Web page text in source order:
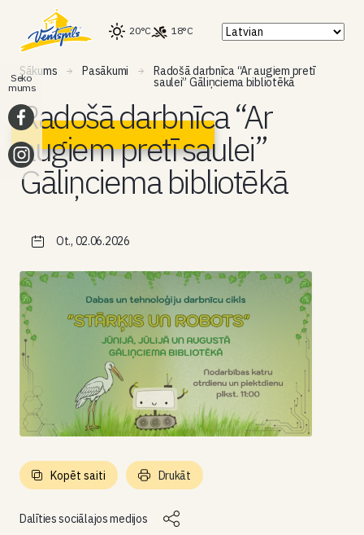
20°C 18°C
Sākums Pasākumi Radošā darbnīca “Ar augiem pretī
saulei” Gāliņciema bibliotēkā
Radošā darbnīca “Ar
augiem pretī saulei”
Gāliņciema bibliotēkā
Ot., 02.06.2026
Dalīties sociālajos medijos
Kopēt saiti Drukāt
Seko
mums